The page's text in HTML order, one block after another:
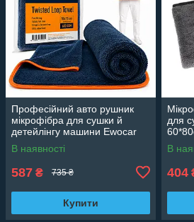
Професійний авто рушник
мікрофібра для сушки й
детейлінгу машини Ewocar
Twisted Loop 50x70 600gsm
тряпка ганчірка з мікрофібри
В наявності
587 ₴ 735 ₴
Купити
для
В
404